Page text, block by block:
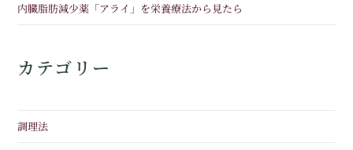
内臓脂肪減少薬「アライ」を栄養療法から見たら
カテゴリー
調理法